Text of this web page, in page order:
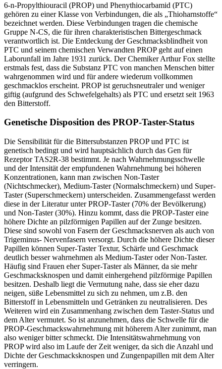
6-n-Propylthiouracil (PROP) und Phenythiocarbamid (PTC)
gehören zu einer Klasse von Verbindungen, die als „Thioharnstoffe“
bezeichnet werden. Diese Verbindungen tragen die chemische
Gruppe N-CS, die für ihren charakteristischen Bittergeschmack
verantwortlich ist. Die Entdeckung der Geschmacksblindheit von
PTC und seinem chemischen Verwandten PROP geht auf einen
Laborunfall im Jahre 1931 zurück. Der Chemiker Arthur Fox stellte
erstmals fest, dass die Substanz PTC von manchen Menschen bitter
wahrgenommen wird und für andere wiederum vollkommen
geschmacklos erscheint. PROP ist geruchsneutraler und weniger
giftig (aufgrund des Schwefelgehalts) als PTC und ersetzt seit 1963
den Bitterstoff.
Genetische Disposition des PROP-Taster-Status
Die Sensibilität für die Bittersubstanzen PROP und PTC ist
genetisch bedingt und wird hauptsächlich durch das Gen für
Rezeptor TAS2R-38 bestimmt. Je nach Wahrnehmungsschwelle
und der Intensität der empfundenen Wahrnehmung bei höheren
Konzentrationen, kann man zwischen Non-Taster
(Nichtschmecker), Medium-Taster (Normalschmeckern) und Super-
Taster (Superschmeckern) unterscheiden. Zusammengefasst werden
diese in der Literatur unter PROP-Taster (70% der Bevölkerung)
und Non-Taster (30%). Hinzu kommt, dass die PROP-Taster eine
höhere Dichte an pilzförmigen Papillen auf der Zunge besitzen.
Diese sind sowohl von Fasern der Geschmacksnerven als auch von
Trigeminus- Nervenfasern versorgt. Durch die höhere Dichte dieser
Papillen können Super-Taster Textur, Schärfe und Geschmack
deutlich besser wahrnehmen als Medium-Taster oder Non-Taster.
Häufig sind Frauen eher Super-Taster als Männer, da sie mehr
Geschmacksknospen und damit einhergehend pilzförmige Papillen
besitzen. Deshalb liegt die Vermutung nahe, dass sie eher dazu
neigen, süße Lebensmittel zu sich zu nehmen, um z.B. den
Bitterstoff in Lebensmitteln und Getränken zu neutralisieren. Des
Weiteren wird ein Zusammenhang zwischen dem Taster-Status und
dem Alter vermutet. So ist anzunehmen, dass die Schwelle für die
PROP-Geschmackswahrnehmung mit höherem Alter zunimmt, man
also weniger bitter schmeckt. Die Intensitätswahrnehmung von
PROP wird also im Laufe der Zeit weniger, da sich die Anzahl und
Dichte der Geschmacksknospen und Zungenpapillen mit dem Alter
verringern.